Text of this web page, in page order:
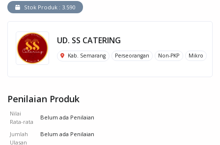
Stok Produk : 3.590
UD. SS CATERING
Kab. Semarang Perseorangan Non-PKP Mikro
Penilaian Produk
Nilai
Rata-rata
Belum ada Penilaian
Jumlah
Ulasan
Belum ada Penilaian